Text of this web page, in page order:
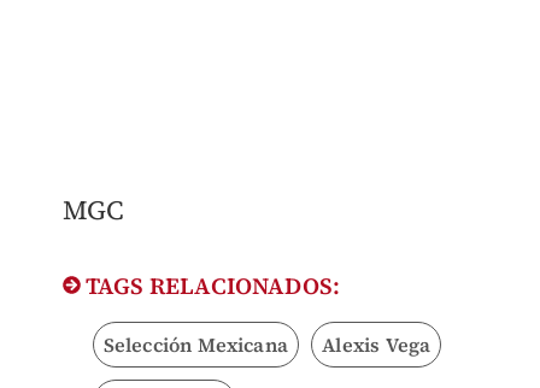
MGC
TAGS RELACIONADOS:
Selección Mexicana Alexis Vega